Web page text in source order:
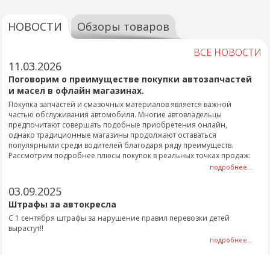
НОВОСТИ Обзоры товаров
ВСЕ НОВОСТИ
11.03.2026
Поговорим о преимуществе покупки автозапчастей
и масел в офлайн магазинах.
Покупка запчастей и смазочных материалов является важной
частью обслуживания автомобиля. Многие автовладельцы
предпочитают совершать подобные приобретения онлайн,
однако традиционные магазины продолжают оставаться
популярными среди водителей благодаря ряду преимуществ.
Рассмотрим подробнее плюсы покупок в реальных точках продаж:
подробнее...
03.09.2025
Штрафы за автокресла
С 1 сентября штрафы за нарушение правил перевозки детей
вырастут!!
подробнее...